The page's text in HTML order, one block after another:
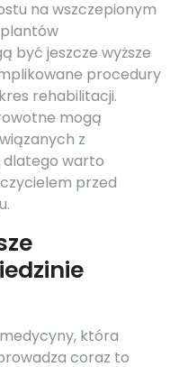
na wszczepionym
być jeszcze wyższe
procedury
rehabilitacji.
mogą
z
dlatego warto
przed
która
coraz to